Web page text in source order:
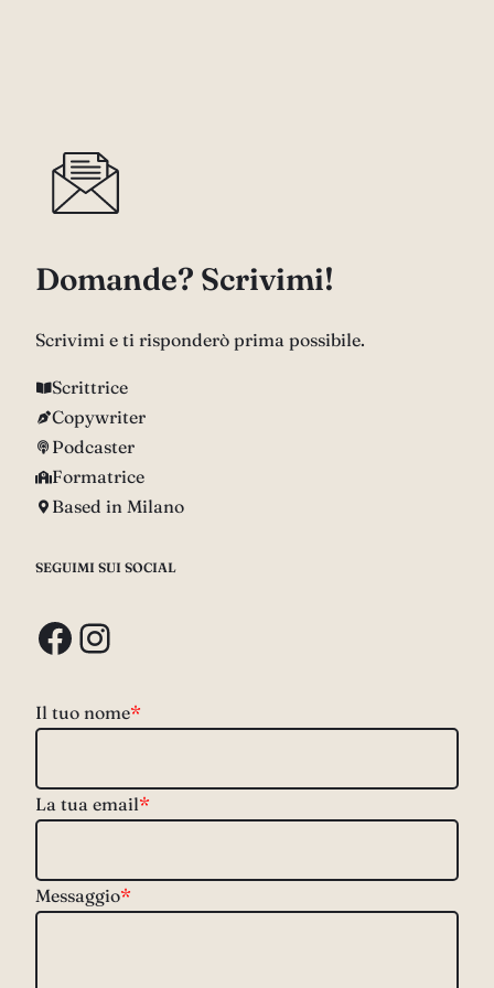
Domande? Scrivimi!
Scrivimi e ti risponderò prima possibile.
Scrittrice
Copywriter
Podcaster
Formatrice
Based in Milano
SEGUIMI SUI SOCIAL
Facebook
Instagram
Il tuo nome*
La tua email*
Messaggio*